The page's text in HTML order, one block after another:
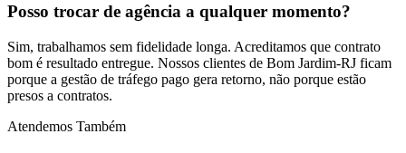
Posso trocar de agência a qualquer momento?
Sim, trabalhamos sem fidelidade longa. Acreditamos que contrato
bom é resultado entregue. Nossos clientes de Bom Jardim-RJ ficam
porque a gestão de tráfego pago gera retorno, não porque estão
presos a contratos.
Atendemos Também